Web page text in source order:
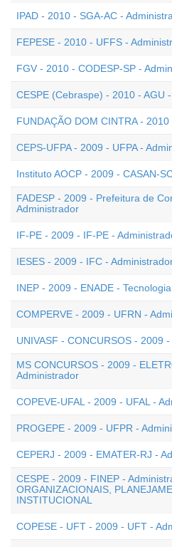
IPAD - 2010 - SGA-AC -
FEPESE - 2010 - UFFS -
FGV - 2010 - CODESP-SP -
CESPE (Cebraspe) - 2010 - AGU
FUNDAÇÃO DOM CINTRA -
CEPS-UFPA - 2009 - UFPA -
Instituto AOCP - 2009 - CASAN-
FADESP - 2009 - Prefeitura de
Administrador
IF-PE - 2009 - IF-PE -
IESES - 2009 - IFC -
INEP - 2009 - ENADE -
COMPERVE - 2009 - UFRN -
UNIVASF - CONCURSOS - 2009
MS CONCURSOS - 2009 -
Administrador
COPEVE-UFAL - 2009 - UFAL -
PROGEPE - 2009 - UFPR -
CEPERJ - 2009 - EMATER-RJ -
CESPE - 2009 - FINEP -
ORGANIZACIONAIS,
INSTITUCIONAL
COPESE - UFT - 2009 - UFT -